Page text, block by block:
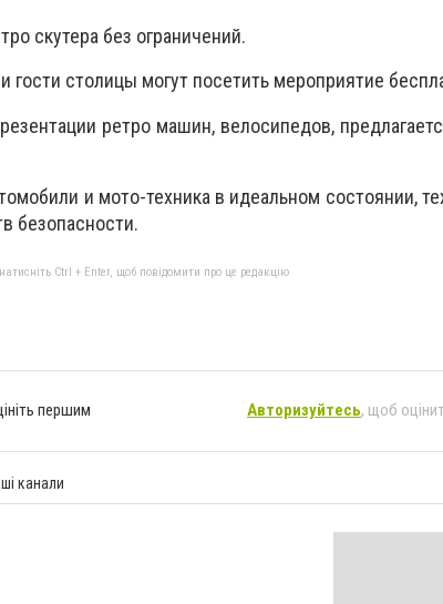
скутера без ограничений.
гости столицы могут посетить мероприятие
ретро машин, велосипедов,
и мото-техника в идеальном состоянии,
безопасности.
Ctrl + Enter, щоб повідомити про це редакцію
першим Авторизуйтесь, щоб
канали